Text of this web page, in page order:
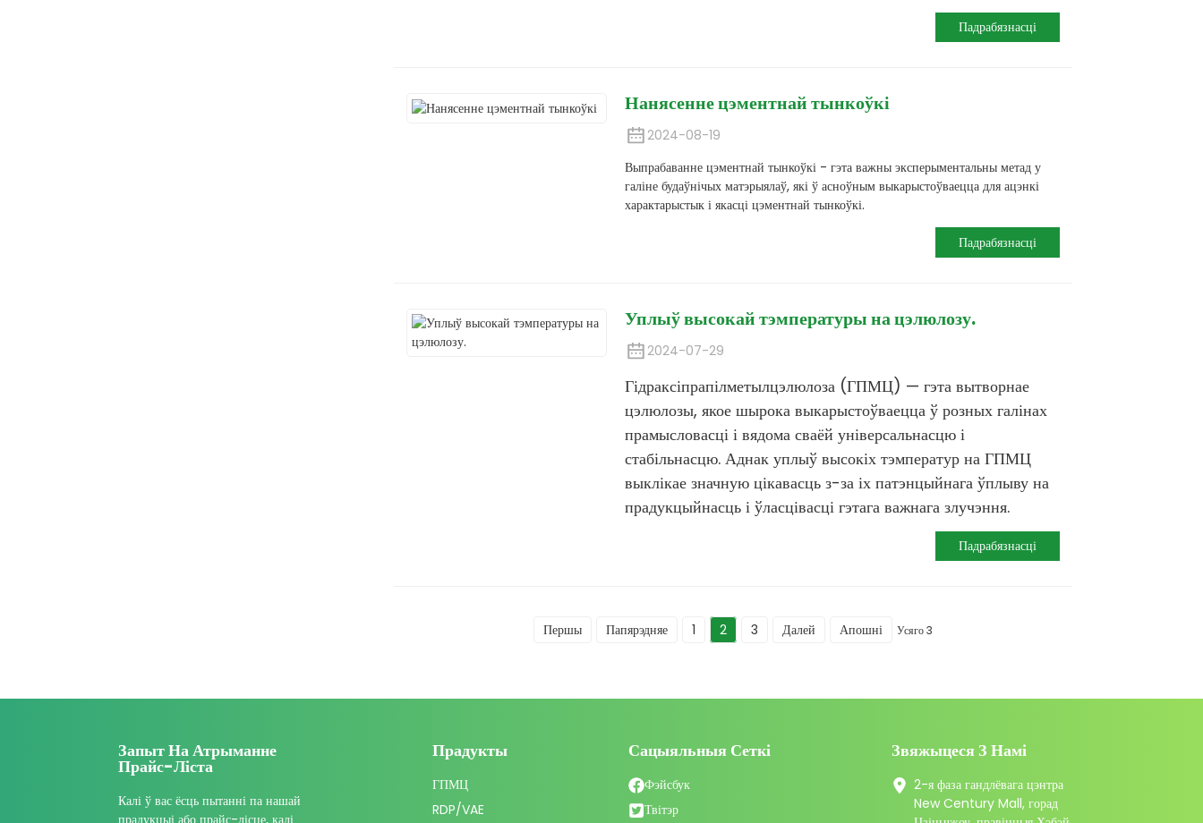
Падрабязнасці
Нанясенне цэментнай тынкоўкі
2024-08-19
Выпрабаванне цэментнай тынкоўкі - гэта важны эксперыментальны метад у
галіне будаўнічых матэрыялаў, які ў асноўным выкарыстоўваецца для ацэнкі
характарыстык і якасці цэментнай тынкоўкі.
Падрабязнасці
Уплыў высокай тэмпературы на цэлюлозу.
2024-07-29
Гідраксіпрапілметылцэлюлоза (ГПМЦ) — гэта вытворнае
цэлюлозы, якое шырока выкарыстоўваецца ў розных галінах
прамысловасці і вядома сваёй універсальнасцю і
стабільнасцю. Аднак уплыў высокіх тэмператур на ГПМЦ
выклікае значную цікавасць з-за іх патэнцыйнага ўплыву на
прадукцыйнасць і ўласцівасці гэтага важнага злучэння.
Падрабязнасці
Першы Папярэдняе 1 2 3 Далей Апошні Усяго 3
Запыт На Атрыманне
Прайс-Ліста
Калі ў вас ёсць пытанні па нашай
прадукцыі або прайс-лісце, калі
Прадукты
ГПМЦ
RDP/VAE
Сацыяльныя Сеткі
Фэйсбук
Твітэр
Звяжыцеся З Намі
2-я фаза гандлёвага цэнтра
New Century Mall, горад